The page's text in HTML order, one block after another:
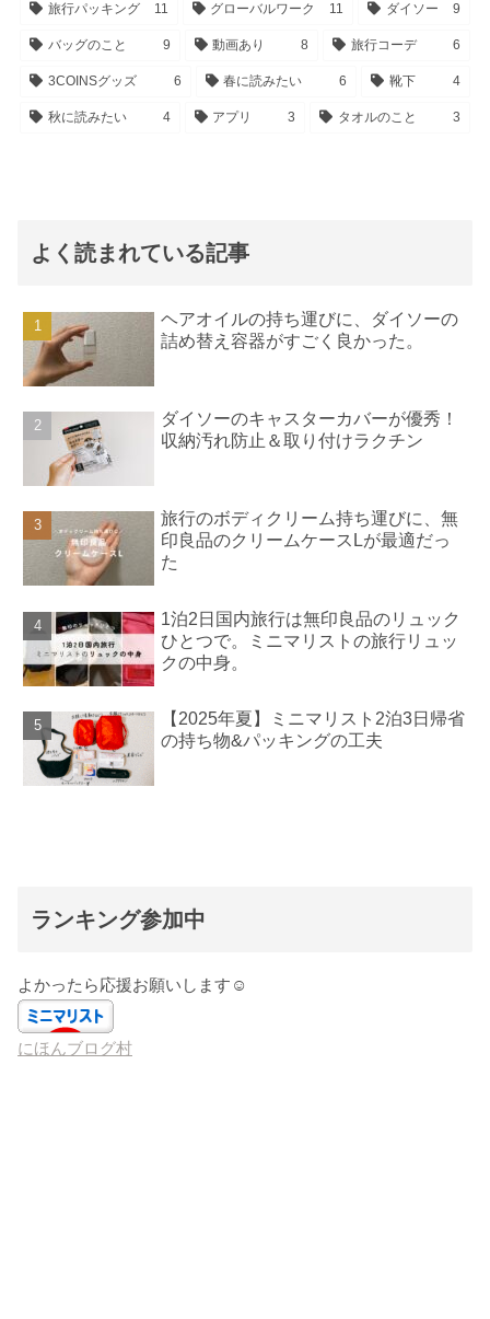
旅行パッキング 11 グローバルワーク 11 ダイソー 9
バッグのこと 9 動画あり 8 旅行コーデ 6
3COINSグッズ 6 春に読みたい 6 靴下 4
秋に読みたい 4 アプリ 3 タオルのこと 3
よく読まれている記事
ヘアオイルの持ち運びに、ダイソーの
詰め替え容器がすごく良かった。
ダイソーのキャスターカバーが優秀！
収納汚れ防止＆取り付けラクチン
旅行のボディクリーム持ち運びに、無
印良品のクリームケースLが最適だっ
た
1泊2日国内旅行は無印良品のリュック
ひとつで。ミニマリストの旅行リュッ
クの中身。
【2025年夏】ミニマリスト2泊3日帰省
の持ち物&パッキングの工夫
ランキング参加中
よかったら応援お願いします☺️
にほんブログ村